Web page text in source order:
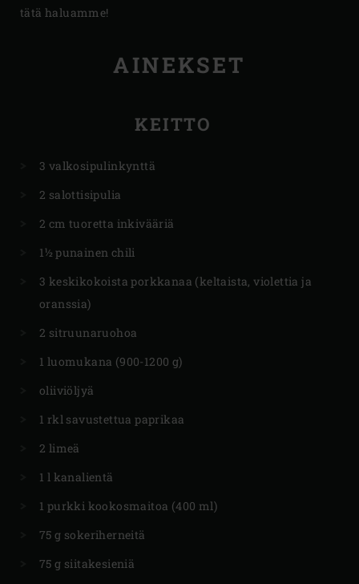
tätä haluamme!
AINEKSET
KEITTO
3 valkosipulinkynttä
2 salottisipulia
2 cm tuoretta inkivääriä
1½ punainen chili
3 keskikokoista porkkanaa (keltaista, violettia ja
oranssia)
2 sitruunaruohoa
1 luomukana (900-1200 g)
oliiviöljyä
1 rkl savustettua paprikaa
2 limeä
1 l kanalientä
1 purkki kookosmaitoa (400 ml)
75 g sokeriherneitä
75 g siitakesieniä